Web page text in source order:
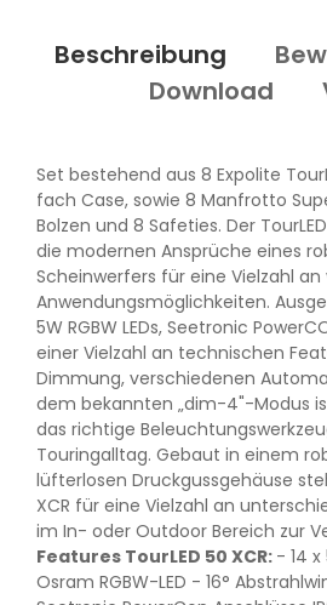
Beschreibung
Download
Set bestehend aus 8 Expolite
fach Case, sowie 8 Manfrotto
Bolzen und 8 Safeties. Der
die modernen Ansprüche eines
Scheinwerfers für eine Vielzahl
Anwendungsmöglichkeiten.
5W RGBW LEDs, Seetronic
einer Vielzahl an technischen
Dimmung, verschiedenen
dem bekannten „dim-4"-Modus
das richtige
Touringalltag. Gebaut in einem
lüfterlosen Druckgussgehäuse
XCR für eine Vielzahl an
im In- oder Outdoor Bereich zur
Features TourLED 50 XCR: - 14
Osram RGBW-LED - 16°